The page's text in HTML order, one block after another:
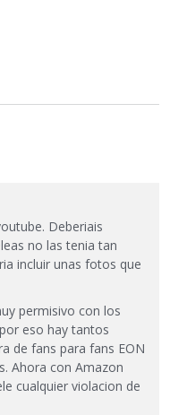
Deberiais
no las tenia tan
incluir unas fotos que
permisivo con los
eso hay tantos
de fans para fans EON
Ahora con Amazon
cualquier violacion de